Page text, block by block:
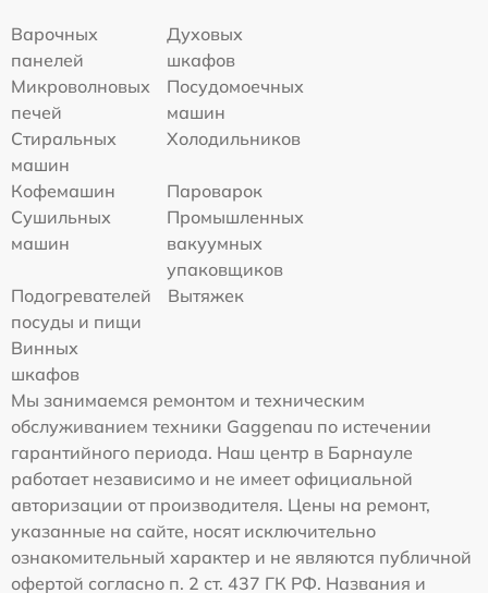
Варочных
панелей
Духовых
шкафов
Микроволновых
печей
Посудомоечных
машин
Стиральных
машин
Холодильников
Кофемашин
Пароварок
Сушильных
машин
Промышленных
вакуумных
упаковщиков
Подогревателей
посуды и пищи
Вытяжек
Винных
шкафов
Мы занимаемся ремонтом и техническим
обслуживанием техники Gaggenau по истечении
гарантийного периода. Наш центр в Барнауле
работает независимо и не имеет официальной
авторизации от производителя. Цены на ремонт,
указанные на сайте, носят исключительно
ознакомительный характер и не являются публичной
офертой согласно п. 2 ст. 437 ГК РФ. Названия и